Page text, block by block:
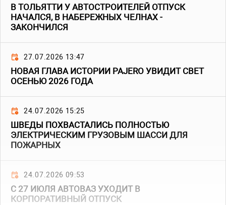
В ТОЛЬЯТТИ У АВТОСТРОИТЕЛЕЙ ОТПУСК
НАЧАЛСЯ, В НАБЕРЕЖНЫХ ЧЕЛНАХ -
ЗАКОНЧИЛСЯ
27.07.2026 13:47
НОВАЯ ГЛАВА ИСТОРИИ PAJERO УВИДИТ СВЕТ
ОСЕНЬЮ 2026 ГОДА
24.07.2026 15:25
ШВЕДЫ ПОХВАСТАЛИСЬ ПОЛНОСТЬЮ
ЭЛЕКТРИЧЕСКИМ ГРУЗОВЫМ ШАССИ ДЛЯ
ПОЖАРНЫХ
24.07.2026 09:53
С 27 ИЮЛЯ АВТОВАЗ УХОДИТ В
КОРПОРАТИВНЫЙ ОТПУСК